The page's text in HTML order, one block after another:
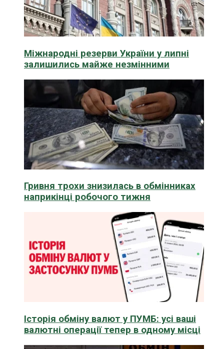
Міжнародні резерви України у липні
залишились майже незмінними
Гривня трохи знизилась в обмінниках
наприкінці робочого тижня
Історія обміну валют у ПУМБ: усі ваші
валютні операції тепер в одному місці